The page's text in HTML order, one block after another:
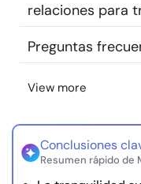
nosotros
© Copyright
relaciones para
Preguntas
View more
Conclusiones
Resumen rápido de